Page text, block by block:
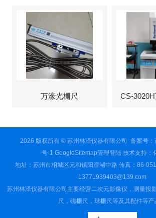
万濠光栅尺
2026 版权所有 © 苏州林泽仪器有限公司 备案号
号-1 GoogleSitemap管理登陆技术支持：
地址：苏州市相城区元和镇阳澄湖中路 传真：86-
13771939403@139.com
苏州林泽仪器有限公司主要经营二次元影像仪，测量投
尺，磁栅尺，球栅尺等及其配件等产